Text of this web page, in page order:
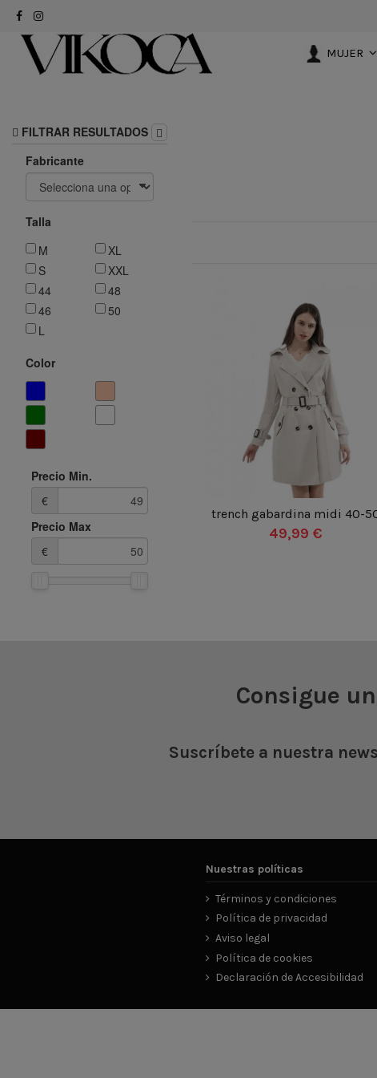
MUJER
trench gabardina midi 40-
49,99 €
38 40
44
46 48 50
52
58 60
FILTRAR RESULTADOS
Fabricante
Talla
M
S
44
46
L
XL
XXL
48
50
Color
Precio Min.
€
Precio Max
€
Consigue
Suscríbete a nuestra
Nuestras políticas
Términos y condiciones
Política de privacidad
Aviso legal
Política de cookies
Declaración de Accesibilidad